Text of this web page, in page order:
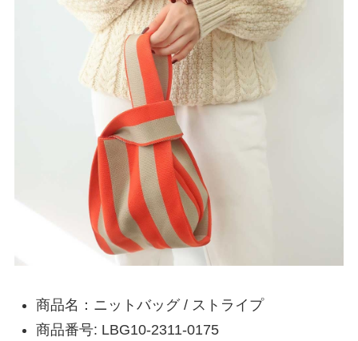
商品名：ニットバッグ / ストライプ
商品番号: LBG10-2311-0175